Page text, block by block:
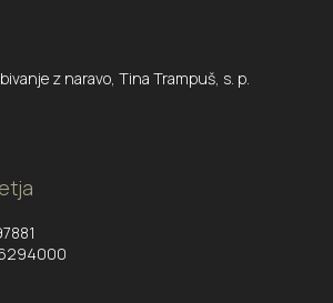
z naravo, Tina Trampuš, s. p.